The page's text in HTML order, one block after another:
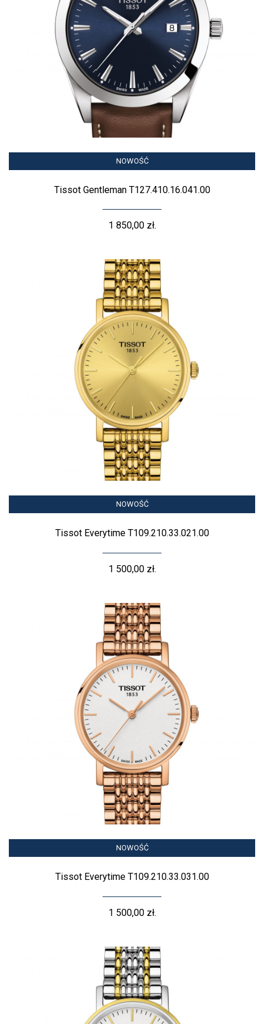
NOWOŚĆ
Tissot Gentleman T127.410.16.041.00
1 850,00 zł.
NOWOŚĆ
Tissot Everytime T109.210.33.021.00
1 500,00 zł.
NOWOŚĆ
Tissot Everytime T109.210.33.031.00
1 500,00 zł.